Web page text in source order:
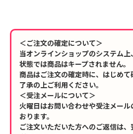
＜ご注文の確定について＞
当オンラインショップのシステム
状態では商品はキープされません。
商品はご注文の確定時に、はじめ
了承の上ご利用ください。
＜受注メールについて＞
火曜日はお問い合わせや受注メー
おります。
ご注文いただいた方へのご返信は